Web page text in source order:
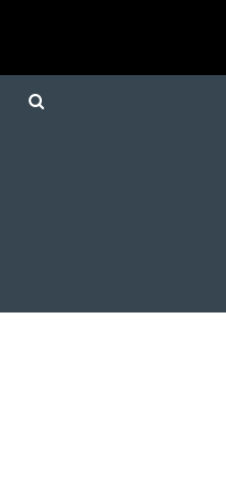
Registrieren
Warenkorb: 0 Artikel